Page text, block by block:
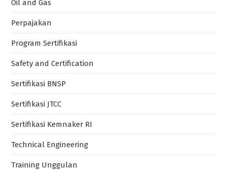
Oil and Gas
Perpajakan
Program Sertifikasi
Safety and Certification
Sertifikasi BNSP
Sertifikasi JTCC
Sertifikasi Kemnaker RI
Technical Engineering
Training Unggulan